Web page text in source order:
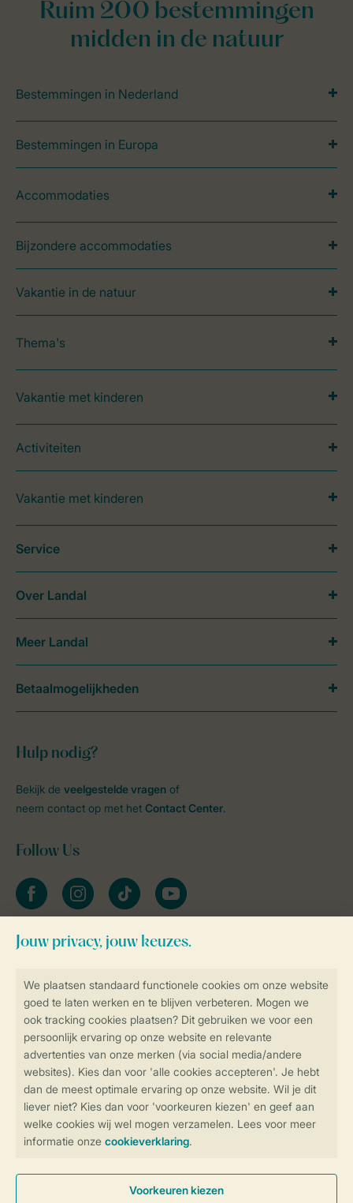
Controle over jouw gegevens &
Instellingen wijzigen
Veilig en snel online boeken
Veilige gegevensoverdracht
Veilige betaling
Ruim 200 bestemmingen
midden in de natuur
Bestemmingen in Nederland
Bestemmingen in Europa
Accommodaties
Bijzondere accommodaties
Vakantie in de natuur
Thema's
Vakantie met kinderen
Activiteiten
Vakantie met kinderen
Hulp nodig?
Bekijk de veelgestelde vragen of
neem contact op met het Contact Center.
Follow Us
facebookinstagramtiktok youtube
Blijf op de hoogte
Service
Over Landal
Meer Landal
Betaalmogelijkheden